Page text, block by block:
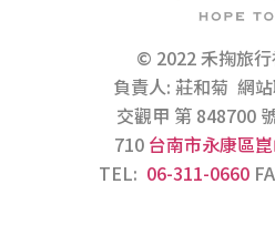
© 2022 禾掬旅
負責人: 莊和菊 網
交觀甲 第 848700
710 台南市永康區
TEL: 06-311-0660